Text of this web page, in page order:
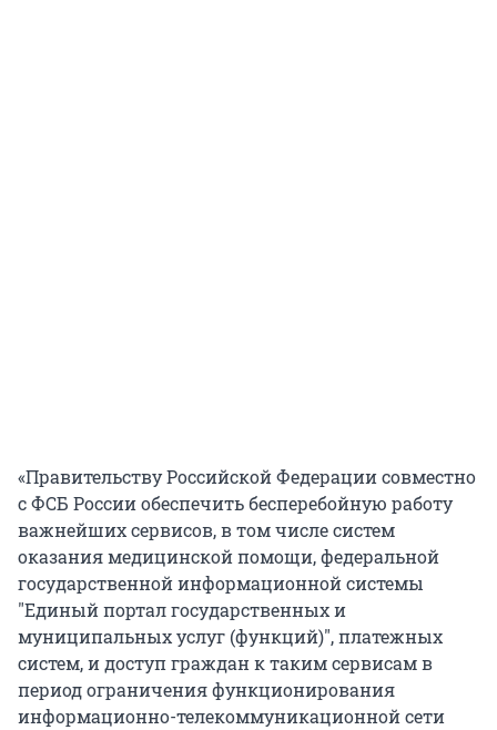
«Правительству Российской Федерации совместно
с ФСБ России обеспечить бесперебойную работу
важнейших сервисов, в том числе систем
оказания медицинской помощи, федеральной
государственной информационной системы
"Единый портал государственных и
муниципальных услуг (функций)", платежных
систем, и доступ граждан к таким сервисам в
период ограничения функционирования
информационно-телекоммуникационной сети